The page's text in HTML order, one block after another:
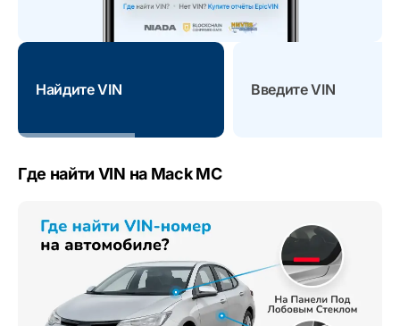
Найдите VIN Введите VIN
Где найти VIN на Mack MC